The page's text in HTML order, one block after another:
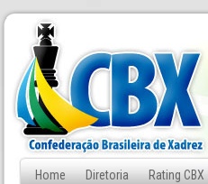
Home Diretoria Rating CBX